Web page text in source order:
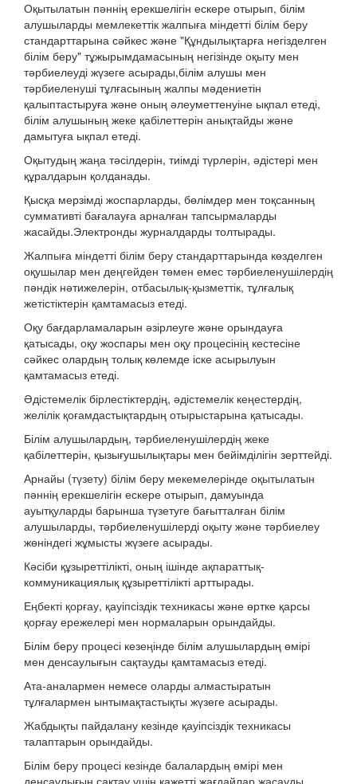
Оқытылатын пәннің ерекшелігін ескере отырып, білім
алушыларды мемлекеттік жалпыға міндетті білім беру
стандарттарына сәйкес және "Құндылықтарға негізделген
білім беру" тұжырымдамасының негізінде оқыту мен
тәрбиелеуді жүзеге асырады,білім алушы мен
тәрбиеленуші тұлғасының жалпы мәдениетін
қалыптастыруға және оның әлеуметтенуіне ықпал етеді,
білім алушының жеке қабілеттерін анықтайды және
дамытуға ықпал етеді.
Оқытудың жаңа тәсілдерін, тиімді түрлерін, әдістері мен
құралдарын қолданады.
Қысқа мерзімді жоспарларды, бөлімдер мен тоқсанның
суммативті бағалауға арналған тапсырмаларды
жасайды.Электронды журналдарды толтырады.
Жалпыға міндетті білім беру стандарттарында көзделген
оқушылар мен деңгейден төмен емес тәрбиеленушілердің
пәндік нәтижелерін, отбасылық-қызметтік, тұлғалық
жетістіктерін қамтамасыз етеді.
Оқу бағдарламаларын әзірлеуге және орындауға
қатысады, оқу жоспары мен оқу процесінің кестесіне
сәйкес олардың толық көлемде іске асырылуын
қамтамасыз етеді.
Әдістемелік бірлестіктердің, әдістемелік кеңестердің,
желілік қоғамдастықтардың отырыстарына қатысады.
Білім алушылардың, тәрбиеленушілердің жеке
қабілеттерін, қызығушылықтары мен бейімділігін зерттейді.
Арнайы (түзету) білім беру мекемелерінде оқытылатын
пәннің ерекшелігін ескере отырып, дамуында
ауытқуларды барынша түзетуге бағытталған білім
алушыларды, тәрбиеленушілерді оқыту және тәрбиелеу
жөніндегі жұмысты жүзеге асырады.
Кәсіби құзыреттілікті, оның ішінде ақпараттық-
коммуникациялық құзыреттілікті арттырады.
Еңбекті қорғау, қауіпсіздік техникасы және өртке қарсы
қорғау ережелері мен нормаларын орындайды.
Білім беру процесі кезеңінде білім алушылардың өмірі
мен денсаулығын сақтауды қамтамасыз етеді.
Ата-аналармен немесе оларды алмастыратын
тұлғалармен ынтымақтастықты жүзеге асырады.
Жабдықты пайдалану кезінде қауіпсіздік техникасы
талаптарын орындайды.
Білім беру процесі кезінде балалардың өмірі мен
денсаулығын сақтау үшін қажетті жағдайлар жасауды